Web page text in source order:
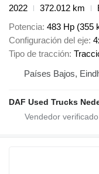
2022
372.012 km
Potencia 483 Hp (355
Configuración del eje
Tipo de tracción
Países Bajos,
DAF Used Trucks